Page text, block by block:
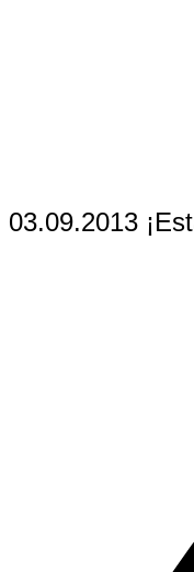
03.09.2013